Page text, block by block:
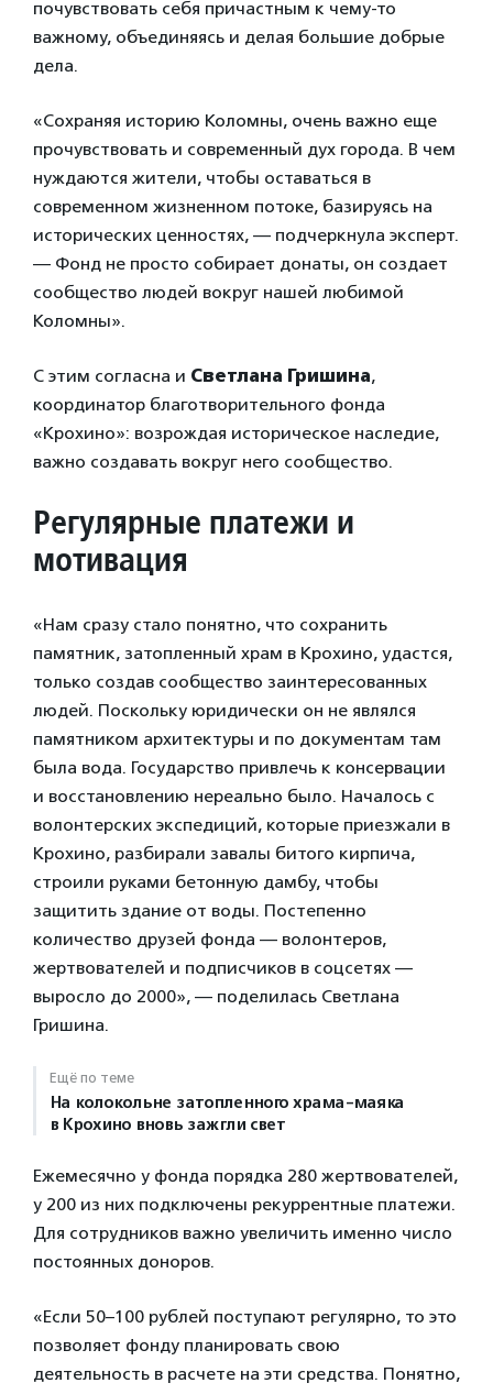
почувствовать себя причастным к чему-то
важному, объединяясь и делая большие добрые
дела.
«Сохраняя историю Коломны, очень важно еще
прочувствовать и современный дух города. В чем
нуждаются жители, чтобы оставаться в
современном жизненном потоке, базируясь на
исторических ценностях, — подчеркнула эксперт.
— Фонд не просто собирает донаты, он создает
сообщество людей вокруг нашей любимой
Коломны».
С этим согласна и Светлана Гришина,
координатор благотворительного фонда
«Крохино»: возрождая историческое наследие,
важно создавать вокруг него сообщество.
Регулярные платежи и
мотивация
«Нам сразу стало понятно, что сохранить
памятник, затопленный храм в Крохино, удастся,
только создав сообщество заинтересованных
людей. Поскольку юридически он не являлся
памятником архитектуры и по документам там
была вода. Государство привлечь к консервации
и восстановлению нереально было. Началось с
волонтерских экспедиций, которые приезжали в
Крохино, разбирали завалы битого кирпича,
строили руками бетонную дамбу, чтобы
защитить здание от воды. Постепенно
количество друзей фонда — волонтеров,
жертвователей и подписчиков в соцсетях —
выросло до 2000», — поделилась Светлана
Гришина.
Ещё по теме
На колокольне затопленного храма-маяка
в Крохино вновь зажгли свет
Ежемесячно у фонда порядка 280 жертвователей,
у 200 из них подключены рекуррентные платежи.
Для сотрудников важно увеличить именно число
постоянных доноров.
«Если 50–100 рублей поступают регулярно, то это
позволяет фонду планировать свою
деятельность в расчете на эти средства. Понятно,